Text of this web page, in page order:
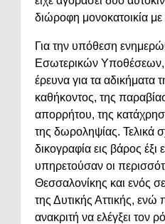
διώροφη μονοκατοικία με
Για την υπόθεση
Εσωτερικών Υποθέσεων,
έρευνα για τα αδικήματα
καθήκοντος, της
απορρήτου, της
της δωροληψίας. Τελικά
δικογραφία εις βάρος
υπηρετούσαν οι
Θεσσαλονίκης και ενός
της Δυτικής Αττικής, ενώ
ανακριτή να ελέγξει τον